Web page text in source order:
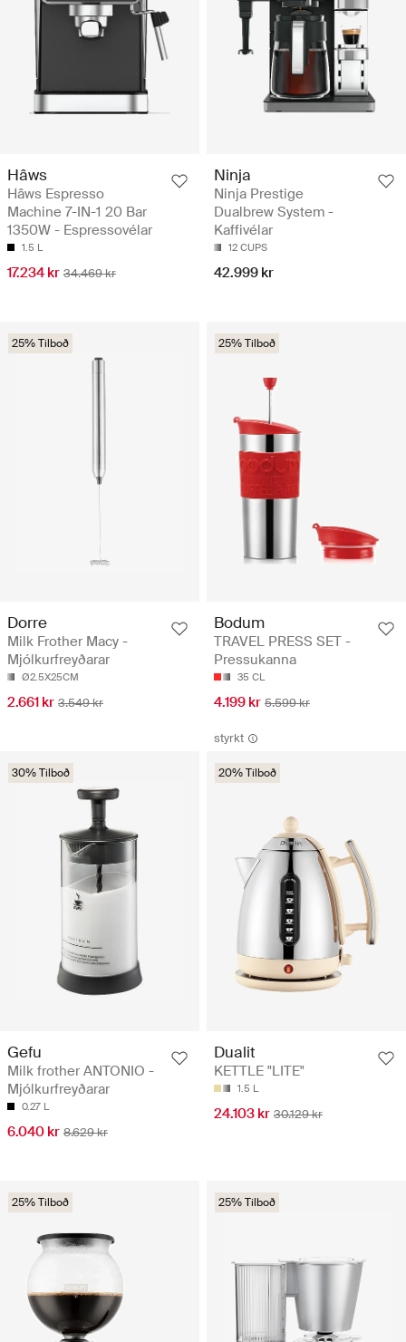
Hâws
Hâws Espresso
Machine 7-IN-1 20 Bar
1350W - Espressovélar
1.5 L
17.234 kr 34.469 kr
Ninja
Ninja Prestige
Dualbrew System -
Kaffivélar
12 CUPS
42.999 kr
25% Tilboð
Dorre
Milk Frother Macy -
Mjólkurfreyðarar
Ø2.5X25CM
2.661 kr 3.549 kr
25% Tilboð
Bodum
TRAVEL PRESS SET -
Pressukanna
35 CL
4.199 kr 5.599 kr
30% Tilboð
Gefu
Milk frother ANTONIO -
Mjólkurfreyðarar
0.27 L
6.040 kr 8.629 kr
styrkt
20% Tilboð
Dualit
KETTLE "LITE"
1.5 L
24.103 kr 30.129 kr
25% Tilboð 25% Tilboð